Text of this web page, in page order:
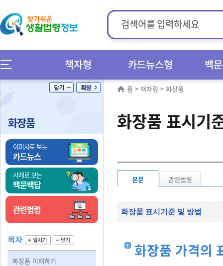
책자형 카드뉴스형 백
화장품
이미지로 보는
카드뉴스
사례로 보는
백문백답
관련법령
목차
화장품 이해하기
홈 > 책자형 > 화장품
화장품 표시기
본문 관련법령
화장품 표시기준 및 방법
화장품 가격의